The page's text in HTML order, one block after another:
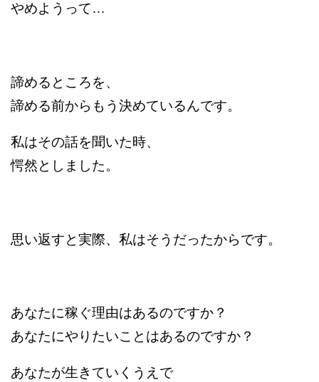
やめようって…
諦めるところを、
諦める前からもう決めているんです。
私はその話を聞いた時、
愕然としました。
思い返すと実際、私はそうだったからです。
あなたに稼ぐ理由はあるのですか？
あなたにやりたいことはあるのですか？
あなたが生きていくうえで